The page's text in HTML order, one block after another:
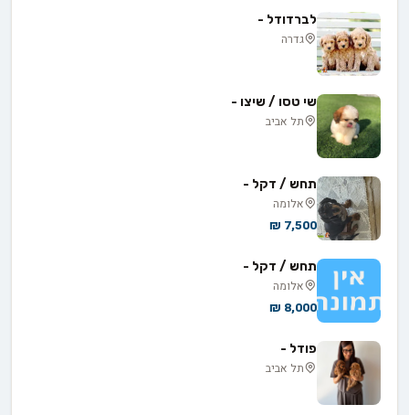
לברדודל -
גדרה
שי טסו / שיצו -
תל אביב
תחש / דקל -
אלומה
7,500 ₪
תחש / דקל -
אלומה
8,000 ₪
פודל -
תל אביב